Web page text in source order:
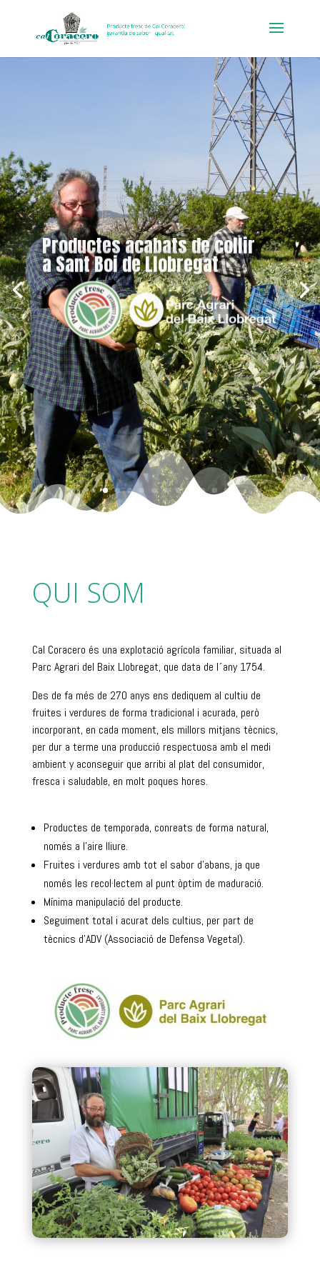
Productes acabats de collir
a Sant Boi de Llobregat
QUI SOM
Cal Coracero és una explotació agrícola familiar, situada al
Parc Agrari del Baix Llobregat, que data de l´any 1754.
Des de fa més de 270 anys ens dediquem al cultiu de
fruites i verdures de forma tradicional i acurada, però
incorporant, en cada moment, els millors mitjans tècnics,
per dur a terme una producció respectuosa amb el medi
ambient y aconseguir que arribi al plat del consumidor,
fresca i saludable, en molt poques hores.
Productes de temporada, conreats de forma natural,
només a l’aire lliure.
Fruites i verdures amb tot el sabor d’abans, ja que
només les recol·lectem al punt òptim de maduració.
Mínima manipulació del producte.
Seguiment total i acurat dels cultius, per part de
tècnics d’ADV (Associació de Defensa Vegetal).